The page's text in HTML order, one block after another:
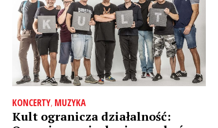
KONCERTY, MUZYKA
Kult ogranicza działalność: